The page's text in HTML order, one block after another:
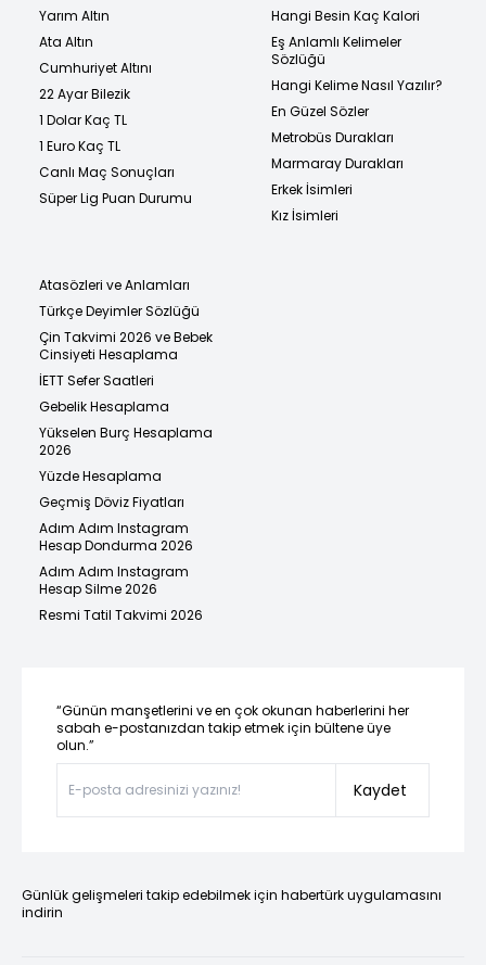
Yarım Altın
Ata Altın
Cumhuriyet Altını
22 Ayar Bilezik
1 Dolar Kaç TL
1 Euro Kaç TL
Canlı Maç Sonuçları
Süper Lig Puan Durumu
Hangi Besin Kaç Kalori
Eş Anlamlı Kelimeler
Sözlüğü
Hangi Kelime Nasıl Yazılır?
En Güzel Sözler
Metrobüs Durakları
Marmaray Durakları
Erkek İsimleri
Kız İsimleri
Atasözleri ve Anlamları
Türkçe Deyimler Sözlüğü
Çin Takvimi 2026 ve Bebek
Cinsiyeti Hesaplama
İETT Sefer Saatleri
Gebelik Hesaplama
Yükselen Burç Hesaplama
2026
Yüzde Hesaplama
Geçmiş Döviz Fiyatları
Adım Adım Instagram
Hesap Dondurma 2026
Adım Adım Instagram
Hesap Silme 2026
Resmi Tatil Takvimi 2026
“Günün manşetlerini ve en çok okunan haberlerini her
sabah e-postanızdan takip etmek için bültene üye
olun.”
Kaydet
Günlük gelişmeleri takip edebilmek için habertürk uygulamasını
indirin